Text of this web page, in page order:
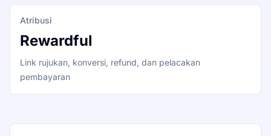
Atribusi
Rewardful
Link rujukan, konversi, refund, dan pelacakan
pembayaran